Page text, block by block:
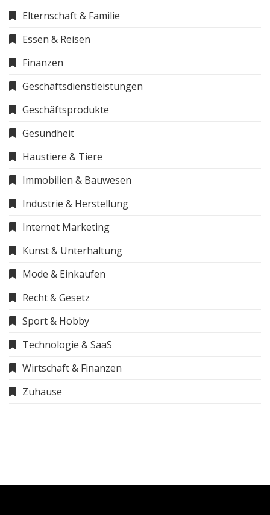
Elternschaft & Familie
Essen & Reisen
Finanzen
Geschäftsdienstleistungen
Geschäftsprodukte
Gesundheit
Haustiere & Tiere
Immobilien & Bauwesen
Industrie & Herstellung
Internet Marketing
Kunst & Unterhaltung
Mode & Einkaufen
Recht & Gesetz
Sport & Hobby
Technologie & SaaS
Wirtschaft & Finanzen
Zuhause